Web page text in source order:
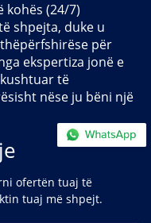
kohës (24/7)
shpejta, duke u
për
ekspertiza jonë e
të
nëse ju bëni një
ofertën tuaj të
tuaj më shpejt.